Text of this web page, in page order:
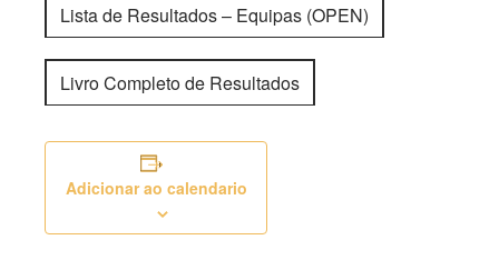
Lista de Resultados – Equipas (OPEN)
Livro Completo de Resultados
Adicionar ao calendario